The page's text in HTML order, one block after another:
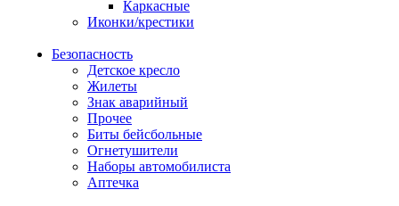
Каркасные
Иконки/крестики
Безопасность
Детское кресло
Жилеты
Знак аварийный
Прочее
Биты бейсбольные
Огнетушители
Наборы автомобилиста
Аптечка